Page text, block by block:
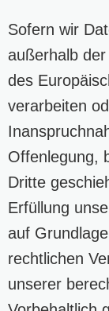
Sofern wir
außerhalb
des
verarbeiten
Offenlegung,
Dritte
Erfüllung
auf
rechtlichen
unserer